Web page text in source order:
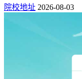
院校地址 2026-08-03